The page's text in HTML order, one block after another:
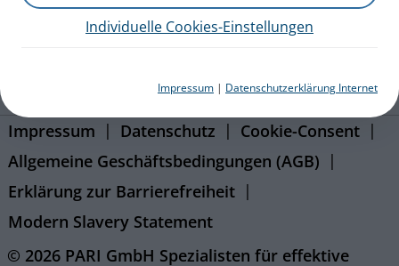
Individuelle Cookies-Einstellungen
Impressum | Datenschutzerklärung Internet
Presseportal
Impressum
Datenschutz
Cookie-Consent
Allgemeine Geschäftsbedingungen (AGB)
Erklärung zur Barrierefreiheit
Modern Slavery Statement
© 2026 PARI GmbH Spezialisten für effektive